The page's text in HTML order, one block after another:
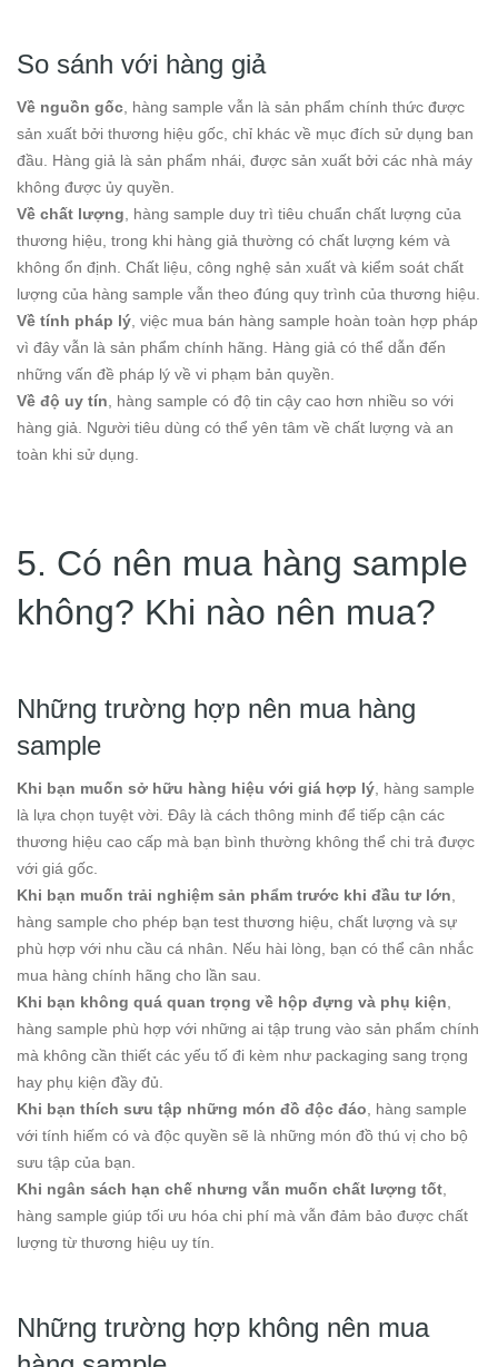
So sánh với hàng giả
Về nguồn gốc , hàng sample vẫn là sản phẩm chính thức được
sản xuất bởi thương hiệu gốc, chỉ khác về mục đích sử dụng ban
đầu. Hàng giả là sản phẩm nhái, được sản xuất bởi các nhà máy
không được ủy quyền.
Về chất lượng , hàng sample duy trì tiêu chuẩn chất lượng của
thương hiệu, trong khi hàng giả thường có chất lượng kém và
không ổn định. Chất liệu, công nghệ sản xuất và kiểm soát chất
lượng của hàng sample vẫn theo đúng quy trình của thương hiệu.
Về tính pháp lý , việc mua bán hàng sample hoàn toàn hợp pháp
vì đây vẫn là sản phẩm chính hãng. Hàng giả có thể dẫn đến
những vấn đề pháp lý về vi phạm bản quyền.
Về độ uy tín , hàng sample có độ tin cậy cao hơn nhiều so với
hàng giả. Người tiêu dùng có thể yên tâm về chất lượng và an
toàn khi sử dụng.
5. Có nên mua hàng sample
không? Khi nào nên mua?
Những trường hợp nên mua hàng
sample
Khi bạn muốn sở hữu hàng hiệu với giá hợp lý , hàng sample
là lựa chọn tuyệt vời. Đây là cách thông minh để tiếp cận các
thương hiệu cao cấp mà bạn bình thường không thể chi trả được
với giá gốc.
Khi bạn muốn trải nghiệm sản phẩm trước khi đầu tư lớn
hàng sample cho phép bạn test thương hiệu, chất lượng và sự
phù hợp với nhu cầu cá nhân. Nếu hài lòng, bạn có thể cân nhắc
mua hàng chính hãng cho lần sau.
Khi bạn không quá quan trọng về hộp đựng và phụ kiện
hàng sample phù hợp với những ai tập trung vào sản phẩm chính
mà không cần thiết các yếu tố đi kèm như packaging sang trọng
hay phụ kiện đầy đủ.
Khi bạn thích sưu tập những món đồ độc đáo , hàng sample
với tính hiếm có và độc quyền sẽ là những món đồ thú vị cho bộ
sưu tập của bạn.
Khi ngân sách hạn chế nhưng vẫn muốn chất lượng tốt
hàng sample giúp tối ưu hóa chi phí mà vẫn đảm bảo được chất
lượng từ thương hiệu uy tín.
Những trường hợp không nên mua